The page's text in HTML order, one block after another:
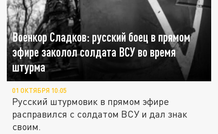
Военкор Сладков: русский боец в прямом
эфире заколол солдата ВСУ во время
штурма
01 ОКТЯБРЯ 10:05
Русский штурмовик в прямом эфире
расправился с солдатом ВСУ и дал знак
своим.